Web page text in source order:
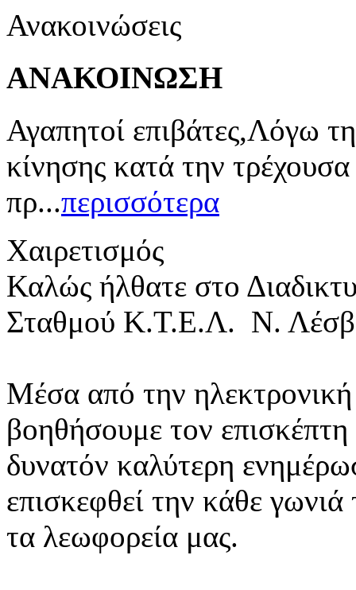
Ανακοινώσεις
ΑΝΑΚΟΙΝΩΣΗ
Αγαπητοί επιβάτες,Λόγω
κίνησης κατά την
πρ...περισσότερα
Χαιρετισμός
Καλώς ήλθατε στο
Σταθμού Κ.Τ.Ε.Λ. Ν.
Μέσα από την ηλεκτρονική
βοηθήσουμε τον
δυνατόν καλύτερη
επισκεφθεί την κάθε
τα λεωφορεία μας.